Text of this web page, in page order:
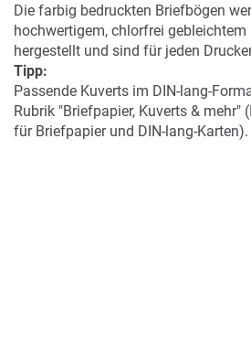
Die farbig bedruckten Briefbögen
hochwertigem, chlorfrei
hergestellt und sind für jeden
Tipp:
Passende Kuverts im DIN-lang-
Rubrik "Briefpapier, Kuverts & mehr"
für Briefpapier und DIN-lang-Karten).